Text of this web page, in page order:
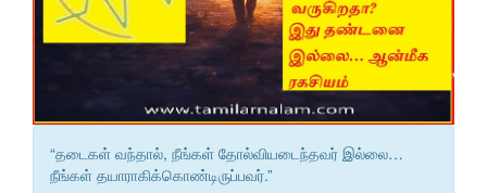
“தடைகள் வந்தால், நீங்கள் தோல்வியடைந்தவர் இல்லை…
நீங்கள் தயாராகிக்கொண்டிருப்பவர்.”